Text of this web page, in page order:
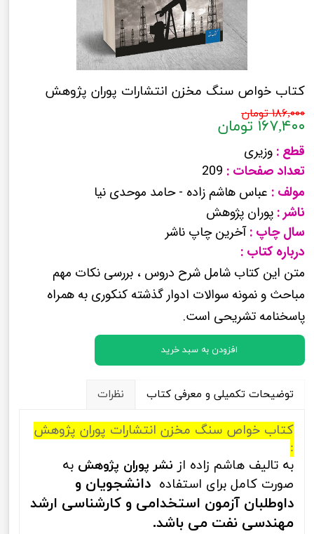
کتاب خواص سنگ مخزن انتشارات پوران پژوهش
۱۸۶,۰۰۰ تومان
۱۶۷,۴۰۰ تومان
قطع : وزیری
تعداد صفحات :
مولف : عباس هاشم زاده - حامد موحدی نیا
ناشر : پوران پژوهش
سال چاپ :آخرین چاپ ناشر
درباره کتاب :
متن این کتاب شامل شرح دروس ، بررسی نکات مهم
مباحث و نمونه سوالات ادوار گذشته کنکوری به همراه
پاسخنامه تشریحی است.
افزودن به سبد خرید
توضیحات تکمیلی و معرفی کتاب نظرات
کتاب خواص سنگ مخزن انتشارات پوران پژوهش
:
به تالیف هاشم زاده از نشر پوران پژوهش به
صورت کامل برای استفاده دانشجویان و
داوطلبان آزمون استخدامی و کارشناسی ارشد
مهندسی نفت می باشد.